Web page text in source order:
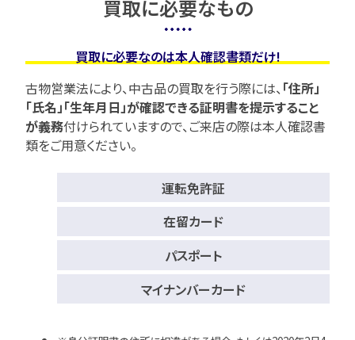
買取に必要なもの
買取に必要なのは本人確認書類だけ!
古物営業法により、中古品の買取を行う際には、 「住所」
「氏名」「生年月日」が確認できる証明書を提示すること
が義務付けられていますので、 ご来店の際は本人確認書
類をご用意ください。
運転免許証
在留カード
パスポート
マイナンバーカード